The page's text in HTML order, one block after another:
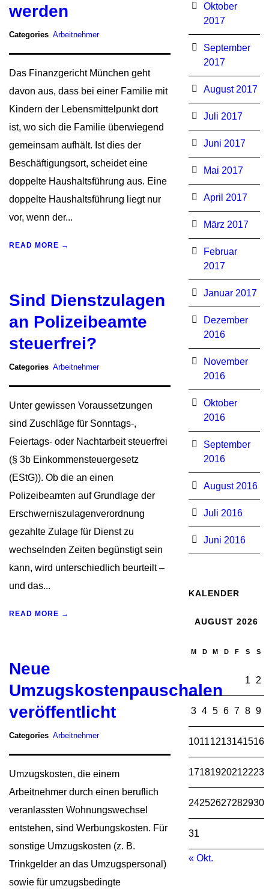
werden
Categories Arbeitnehmer
Das Finanzgericht München geht
davon aus, dass bei einer Familie mit
Kindern der Lebensmittelpunkt dort
ist, wo sich die Familie überwiegend
gemeinsam aufhält. Ist dies der
Beschäftigungsort, scheidet eine
doppelte Haushaltsführung aus. Eine
doppelte Haushaltsführung liegt nur
vor, wenn der...
READ MORE →
Sind Dienstzulagen
an Polizeibeamte
steuerfrei?
Categories Arbeitnehmer
Unter gewissen Voraussetzungen
sind Zuschläge für Sonntags-,
Feiertags- oder Nachtarbeit steuerfrei
(§ 3b Einkommensteuergesetz
(EStG)). Ob die an einen
Polizeibeamten auf Grundlage der
Erschwerniszulagenverordnung
gezahlte Zulage für Dienst zu
wechselnden Zeiten begünstigt sein
kann, wird unterschiedlich beurteilt –
und das...
READ MORE →
Neue
Umzugskostenpauschalen
veröffentlicht
Categories Arbeitnehmer
Umzugskosten, die einem
Arbeitnehmer durch einen beruflich
veranlassten Wohnungswechsel
entstehen, sind Werbungskosten. Für
sonstige Umzugskosten (z. B.
Trinkgelder an das Umzugspersonal)
sowie für umzugsbedingte
Oktober
2017
September
2017
August 2017
Juli 2017
Juni 2017
Mai 2017
April 2017
März 2017
Februar
2017
Januar 2017
Dezember
2016
November
2016
Oktober
2016
September
2016
August 2016
Juli 2016
Juni 2016
KALENDER
AUGUST 2026
M D M D F S S
1 2
3 4 5 6 7 8 9
10111213141516
17181920212223
24252627282930
31
« Okt.